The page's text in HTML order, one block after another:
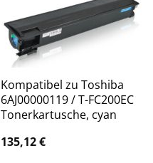
Kompatibel zu Toshiba
6AJ00000119 / T-FC200EC
Tonerkartusche, cyan
135,12€